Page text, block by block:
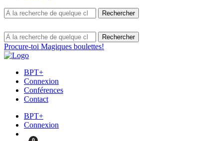
Procure-toi Magiques boulettes!
BPT+
Connexion
Conférences
Contact
BPT+
Connexion